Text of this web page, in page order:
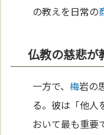
の教えを日常の
仏教の慈悲が
一方で、梅岩の
る。彼は「他人
おいて最も重要